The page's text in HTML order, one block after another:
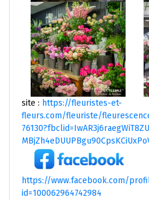
site : https://fleuristes-et-
fleurs.com/fleuriste/
https://www.facebook.com/
id=100062964742984